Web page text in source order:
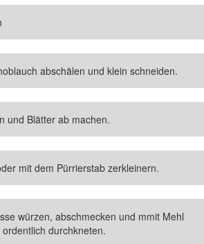
abschälen und klein schneiden.
und Blätter ab machen.
mit dem Pürrierstab zerkleinern.
würzen, abschmecken und mmit Mehl
durchkneten.